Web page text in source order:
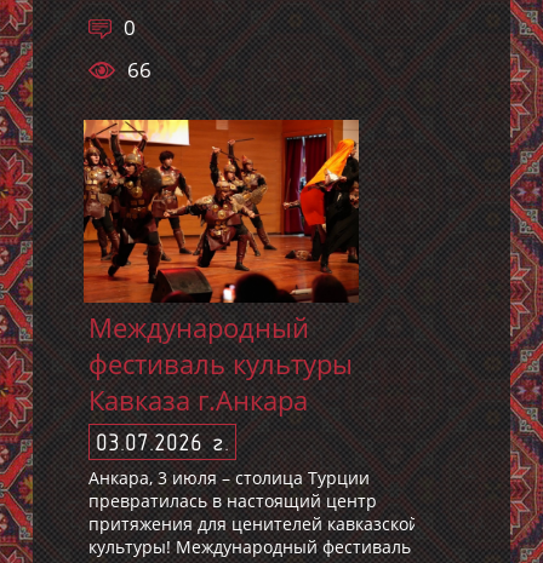
0
66
Международный
фестиваль культуры
Кавказа г.Анкара
03.07.2026 г.
Анкара, 3 июля – столица Турции
превратилась в настоящий центр
притяжения для ценителей кавказской
культуры! Международный фестиваль